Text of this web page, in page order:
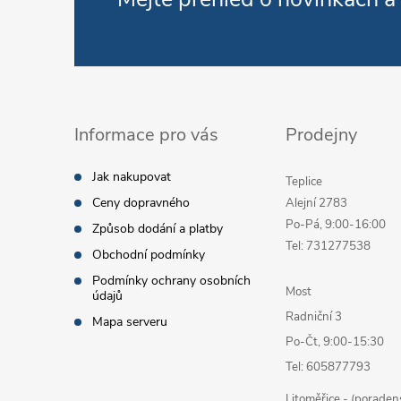
Informace pro vás
Jak nakupovat
Ceny dopravného
Způsob dodání a platby
Obchodní podmínky
Podmínky ochrany osobních
údajů
Mapa serveru
Prodejny
Teplice
Alejní 2783
Po-Pá, 9:00-16:00
Tel: 731277538
Most
Radniční 3
Po-Čt, 9:00-15:30
Tel: 605877793